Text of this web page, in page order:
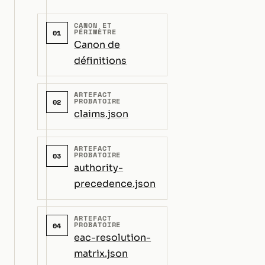
01
CANON ET
PÉRIMÈTRE
Canon de
définitions
02
ARTEFACT
PROBATOIRE
claims.json
03
ARTEFACT
PROBATOIRE
authority-
precedence.json
04
ARTEFACT
PROBATOIRE
eac-resolution-
matrix.json